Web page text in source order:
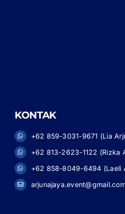
KONTAK
+62 859-3031-9671 (Lia
+62 813-2623-1122 (Rizka
+62 858-8049-6494 (Laeli